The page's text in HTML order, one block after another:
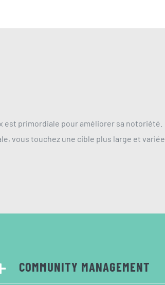
est primordiale pour améliorer sa notoriété.
vous touchez une cible plus large et variée
COMMUNITY MANAGEMENT